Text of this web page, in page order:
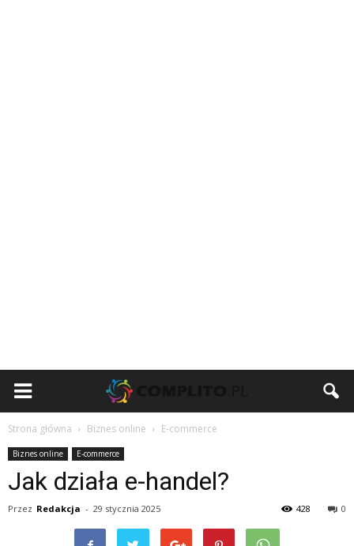
Strona główna Biznes online E-commerce
Biznes online E-commerce
Jak działa e-handel?
Przez Redakcja - 29 stycznia 2025 0
428